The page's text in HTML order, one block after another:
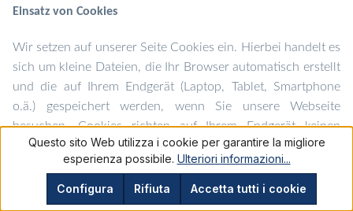
Einsatz von Cookies
Wir setzen auf unserer Seite Cookies ein. Hierbei handelt es
sich um kleine Dateien, die Ihr Browser automatisch erstellt
und die auf Ihrem Endgerät (Laptop, Tablet, Smartphone
o.ä.) gespeichert werden, wenn Sie unsere Webseite
besuchen. Cookies richten auf Ihrem Endgerät keinen
Schaden an, enthalten keine Viren, Trojaner oder sonstige
Schadsoftware.
Questo sito Web utilizza i cookie per garantire la migliore
esperienza possibile. Ulteriori informazioni...
Rifiuta
Configura Accetta tutti i cookie